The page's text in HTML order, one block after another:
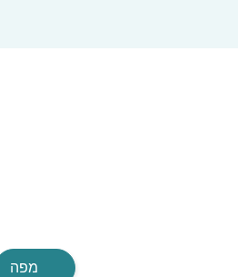
מפה